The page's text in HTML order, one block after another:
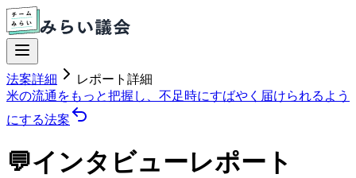
法案詳細
レポート詳細
米の流通をもっと把握し、不足時にすばやく届けられるよう
にする法案
💬インタビューレポート